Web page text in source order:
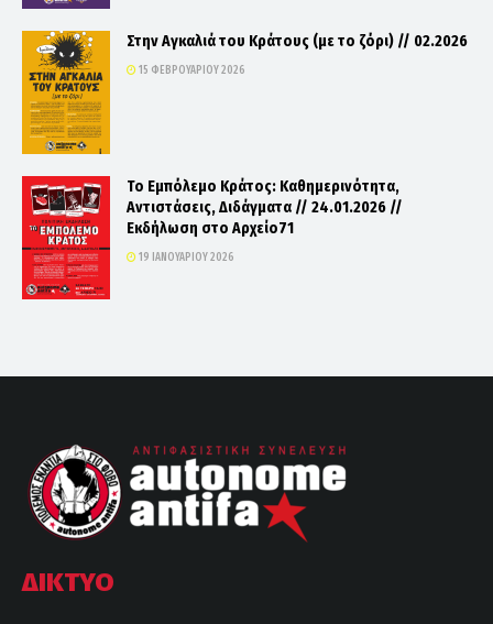
Στην Αγκαλιά του Κράτους (με το ζόρι) // 02.2026
15 ΦΕΒΡΟΥΑΡΊΟΥ 2026
Το Εμπόλεμο Κράτος: Καθημερινότητα,
Αντιστάσεις, Διδάγματα // 24.01.2026 //
Εκδήλωση στο Αρχείο71
19 ΙΑΝΟΥΑΡΊΟΥ 2026
ΔΙΚΤΥΟ